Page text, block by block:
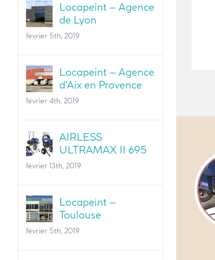
Locapeint – Agence
de Lyon
février 5th, 2019
Locapeint – Agence
d’Aix en Provence
février 4th, 2019
AIRLESS
ULTRAMAX II 695
février 13th, 2019
Locapeint –
Toulouse
février 5th, 2019